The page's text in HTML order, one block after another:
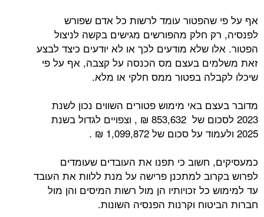
אף על פי שהפטור עומד לרשות כל אדם שפורש
לפנסיה, רק חלק מהפורשים מגישים בקשה לניצול
הפטור. אלו שלא מודעים לכך או לא יודעים כיצד לבצע
זאת משלמים בעצם מס הכנסה על קצבה, אף על פי
שיכלו לקבלה בפטור ממס חלקי או מלא.
מדובר בעצם באי מימוש פטורים השווים נכון לשנת
2023 לסכום של 853,632 ₪ , וצפויים לגדול בשנת
2025 ולעמוד על סכום של 1,099,872 ₪ .
כמעסיקים, חשוב כי תפנו את העובדים שעומדים
לפרוש בקרוב למתכנן פרישה על מנת ללוות את העובד
עד למימוש כל זכויותיו הן מול רשות המיסים והן מול
חברות הביטוח וקרנות הפנסיה השונות.